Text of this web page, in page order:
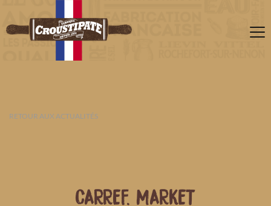
RETOUR AUX ACTUALITÉS
CARREF. MARKET